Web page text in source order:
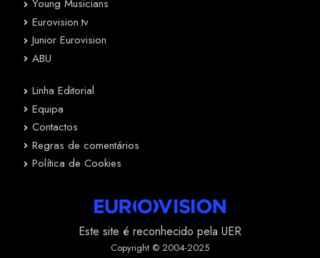
Young Musicians
Eurovision.tv
Junior Eurovision
ABU
Linha Editorial
Equipa
Contactos
Regras de comentários
Política de Cookies
Este site é reconhecido pela UER
Copyright © 2004-2025